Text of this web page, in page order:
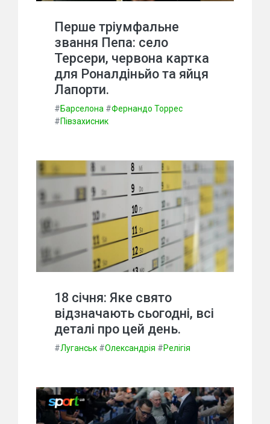
Перше тріумфальне
звання Пепа: село
Терсери, червона картка
для Роналдіньйо та яйця
Лапорти.
#Барселона #Фернандо Торрес
#Півзахисник
18 січня: Яке свято
відзначають сьогодні, всі
деталі про цей день.
#Луганськ #Олександрія #Релігія